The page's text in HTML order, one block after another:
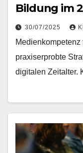
Bildung im
30/07/2025
praxiserprobte
digitalen Zeitalter.